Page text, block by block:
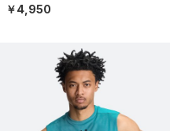
￥4,950